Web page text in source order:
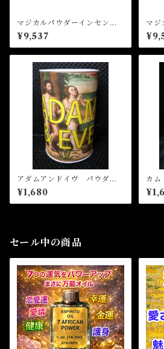
マジカルパウダーインセン
ス ファイアオブラブ Magi
cal Powder Incense FIRE
OF LOVE
¥9,537
マジ
ス
der
アダムアンドイヴ パウダー
インセンスウィズチャーコル
¥1,680
カ
ダ
e
セール中の商品